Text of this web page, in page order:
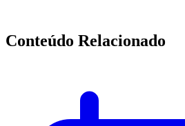
Conteúdo Relacionado